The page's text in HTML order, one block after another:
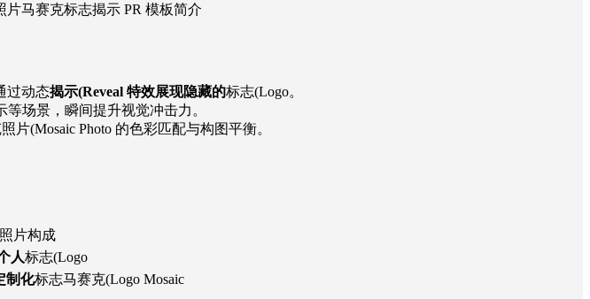
片马赛克标志揭示 PR 模板简介
过动态揭示(Reveal 特效展现隐藏的标志(Logo。
等场景，瞬间提升视觉冲击力。
片(Mosaic Photo 的色彩匹配与构图平衡。
片构成
人标志(Logo
制化标志马赛克(Logo Mosaic